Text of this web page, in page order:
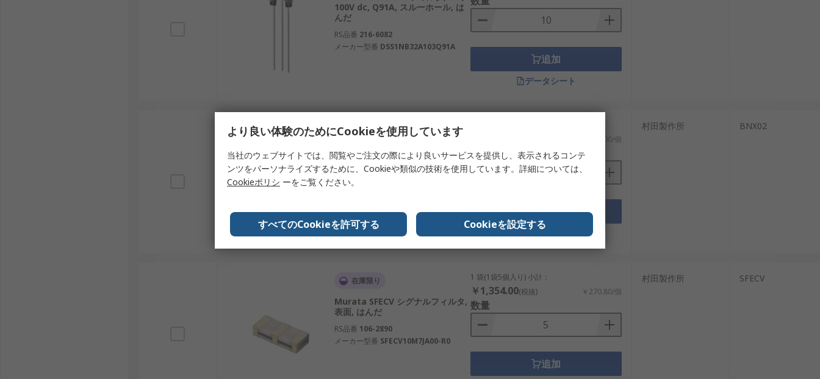
100V dc, Q91A, スルーホール, は
んだ
RS品番 216-6082
メーカー型番 DSS1NB32A103Q91A
追加
データシート
在庫あり
Murata BNX02 EMIフィルタ, 15
A, 50V dc, 表面, はんだ
RS品番
メーカー型番
￥1,152.00/個
数量
追加
データシート
村田製作所 BNX02
在庫限り
Murata SFECV シグナルフィルタ,
表面, はんだ
RS品番 106-2890
メーカー型番 SFECV10M7JA00-R0
1 袋(1袋5個入り) 小計：
￥1,354.00(税抜) ￥270.80/個
数量
追加
村田製作所 SFECV
より良い体験のためにCookieを使用しています
当社のウェブサイトでは、閲覧やご注文の際により良いサービスを提供し、表示されるコンテ
ンツをパーソナライズするために、Cookieや類似の技術を使用しています。詳細については、
Cookieポリシ ーをご覧ください。
すべてのCookieを許可する Cookieを設定する